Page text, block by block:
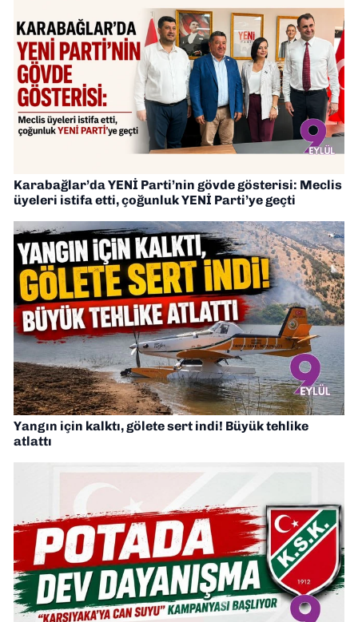
Karabağlar’da YENİ Parti’nin gövde gösterisi: Meclis
üyeleri istifa etti, çoğunluk YENİ Parti’ye geçti
Yangın için kalktı, gölete sert indi! Büyük tehlike
atlattı